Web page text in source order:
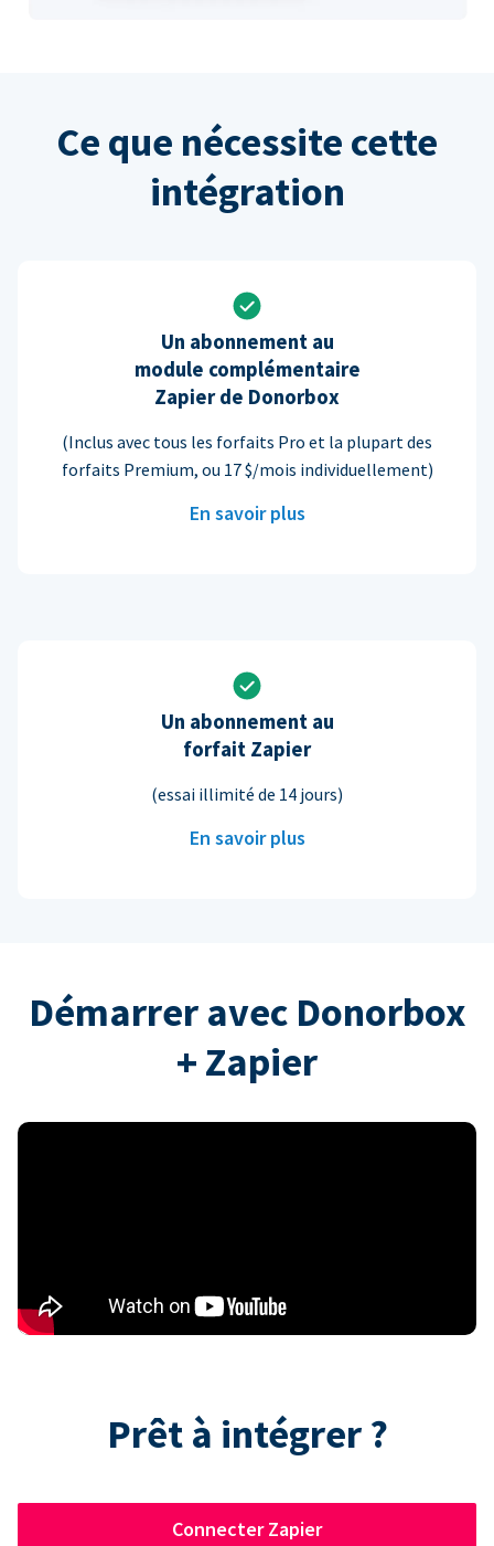
Ce que nécessite cette
intégration
Un abonnement au
module complémentaire
Zapier de Donorbox
(Inclus avec tous les forfaits Pro et la plupart des
forfaits Premium, ou 17 $/mois individuellement)
En savoir plus
Un abonnement au
forfait Zapier
(essai illimité de 14 jours)
En savoir plus
Démarrer avec Donorbox
+ Zapier
Prêt à intégrer ?
Connecter Zapier